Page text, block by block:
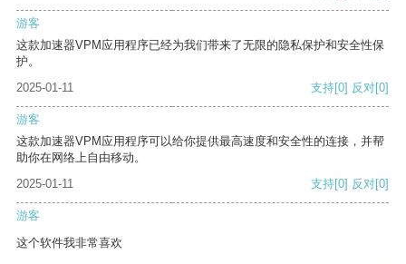
游客
这款加速器VPM应用程序已经为我们带来了无限的隐私保护和安全性保
护。
2025-01-11
支持[0] 反对[0]
游客
这款加速器VPM应用程序可以给你提供最高速度和安全性的连接，并帮
助你在网络上自由移动。
2025-01-11
支持[0] 反对[0]
游客
这个软件我非常喜欢